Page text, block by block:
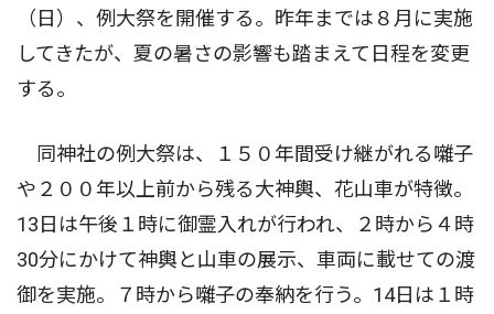
（日）、例大祭を開催する。昨年までは８月に実施
してきたが、夏の暑さの影響も踏まえて日程を変更
する。
同神社の例大祭は、１５０年間受け継がれる囃子
や２００年以上前から残る大神輿、花山車が特徴。
13日は午後１時に御霊入れが行われ、２時から４時
30分にかけて神輿と山車の展示、車両に載せての渡
御を実施。７時から囃子の奉納を行う。14日は１時